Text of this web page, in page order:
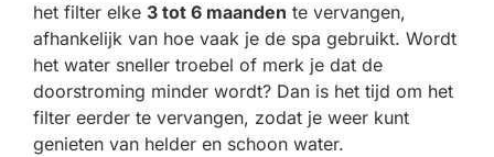
het filter elke 3 tot 6 maanden te vervangen,
afhankelijk van hoe vaak je de spa gebruikt. Wordt
het water sneller troebel of merk je dat de
doorstroming minder wordt? Dan is het tijd om het
filter eerder te vervangen, zodat je weer kunt
genieten van helder en schoon water.